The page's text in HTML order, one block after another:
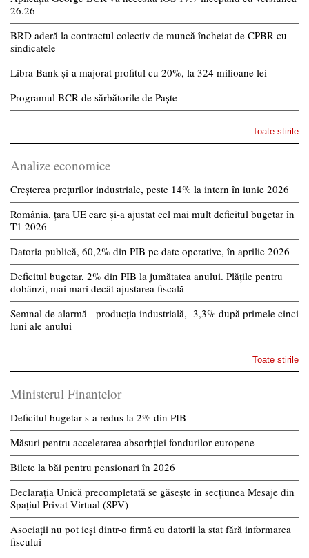
26.26
BRD aderă la contractul colectiv de muncă încheiat de CPBR cu
sindicatele
Libra Bank și-a majorat profitul cu 20%, la 324 milioane lei
Programul BCR de sărbătorile de Paște
Toate stirile
Analize economice
Creșterea prețurilor industriale, peste 14% la intern în iunie 2026
România, țara UE care și-a ajustat cel mai mult deficitul bugetar în
T1 2026
Datoria publică, 60,2% din PIB pe date operative, în aprilie 2026
Deficitul bugetar, 2% din PIB la jumătatea anului. Plățile pentru
dobânzi, mai mari decât ajustarea fiscală
Semnal de alarmă - producția industrială, -3,3% după primele cinci
luni ale anului
Toate stirile
Ministerul Finantelor
Deficitul bugetar s-a redus la 2% din PIB
Măsuri pentru accelerarea absorbției fondurilor europene
Bilete la băi pentru pensionari în 2026
Declarația Unică precompletată se găsește în secțiunea Mesaje din
Spațiul Privat Virtual (SPV)
Asociații nu pot ieși dintr-o firmă cu datorii la stat fără informarea
fiscului